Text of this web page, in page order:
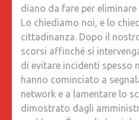
diano da fare per eliminare
Lo chiediamo noi, e lo
cittadinanza. Dopo il
scorsi affinché si
di evitare incidenti
hanno cominciato a
network e a lamentare lo
dimostrato dagli